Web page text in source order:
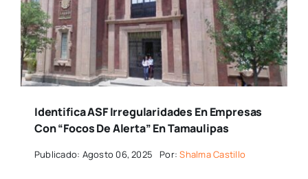
Identifica ASF Irregularidades En Empresas
Con “focos De Alerta” En Tamaulipas
Publicado: Agosto 06, 2025 Por:Shalma Castillo